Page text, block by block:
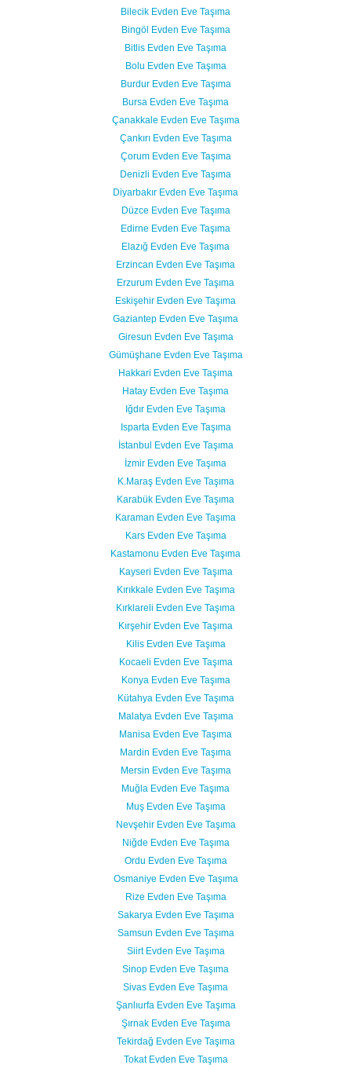
Bilecik Evden Eve Taşıma
Bingöl Evden Eve Taşıma
Bitlis Evden Eve Taşıma
Bolu Evden Eve Taşıma
Burdur Evden Eve Taşıma
Bursa Evden Eve Taşıma
Çanakkale Evden Eve Taşıma
Çankırı Evden Eve Taşıma
Çorum Evden Eve Taşıma
Denizli Evden Eve Taşıma
Diyarbakır Evden Eve Taşıma
Düzce Evden Eve Taşıma
Edirne Evden Eve Taşıma
Elazığ Evden Eve Taşıma
Erzincan Evden Eve Taşıma
Erzurum Evden Eve Taşıma
Eskişehir Evden Eve Taşıma
Gaziantep Evden Eve Taşıma
Giresun Evden Eve Taşıma
Gümüşhane Evden Eve Taşıma
Hakkari Evden Eve Taşıma
Hatay Evden Eve Taşıma
Iğdır Evden Eve Taşıma
Isparta Evden Eve Taşıma
İstanbul Evden Eve Taşıma
İzmir Evden Eve Taşıma
K.Maraş Evden Eve Taşıma
Karabük Evden Eve Taşıma
Karaman Evden Eve Taşıma
Kars Evden Eve Taşıma
Kastamonu Evden Eve Taşıma
Kayseri Evden Eve Taşıma
Kırıkkale Evden Eve Taşıma
Kırklareli Evden Eve Taşıma
Kırşehir Evden Eve Taşıma
Kilis Evden Eve Taşıma
Kocaeli Evden Eve Taşıma
Konya Evden Eve Taşıma
Kütahya Evden Eve Taşıma
Malatya Evden Eve Taşıma
Manisa Evden Eve Taşıma
Mardin Evden Eve Taşıma
Mersin Evden Eve Taşıma
Muğla Evden Eve Taşıma
Muş Evden Eve Taşıma
Nevşehir Evden Eve Taşıma
Niğde Evden Eve Taşıma
Ordu Evden Eve Taşıma
Osmaniye Evden Eve Taşıma
Rize Evden Eve Taşıma
Sakarya Evden Eve Taşıma
Samsun Evden Eve Taşıma
Siirt Evden Eve Taşıma
Sinop Evden Eve Taşıma
Sivas Evden Eve Taşıma
Şanlıurfa Evden Eve Taşıma
Şırnak Evden Eve Taşıma
Tekirdağ Evden Eve Taşıma
Tokat Evden Eve Taşıma